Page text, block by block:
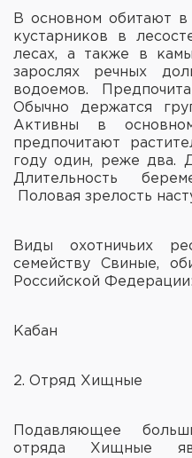
В основном обитают в
кустарников в
лесах, а также в
зарослях речных
водоемов.
Обычно держатся
Активны в
предпочитают
году один, реже два.
Длительность
Половая зрелость
Виды охотничьих
семейству Свиные,
Российской Федерации:
Кабан
2. Отряд Хищные
Подавляющее
отряда Хищные